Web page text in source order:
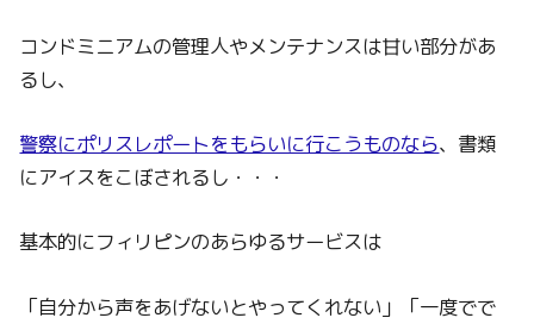
コンドミニアムの管理人やメンテナンスは甘い部分があ
るし、
警察にポリスレポートをもらいに行こうものなら、書類
にアイスをこぼされるし・・・
基本的にフィリピンのあらゆるサービスは
「自分から声をあげないとやってくれない」「一度でで